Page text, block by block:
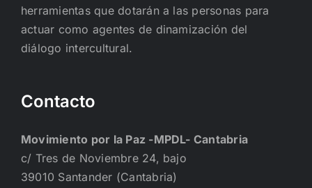
herramientas que dotarán a las personas para
actuar como agentes de dinamización del
diálogo intercultural.
Contacto
Movimiento por la Paz -MPDL- Cantabria
c/ Tres de Noviembre 24, bajo
39010 Santander (Cantabria)